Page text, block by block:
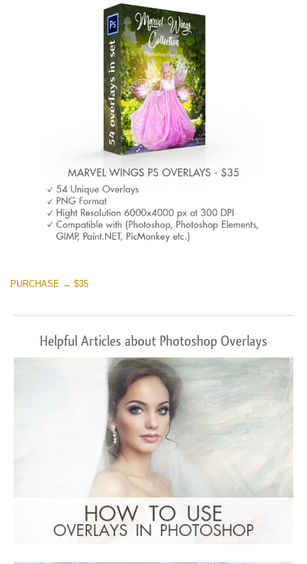
PURCHASE → $35
Helpful Articles about Photoshop Overlays